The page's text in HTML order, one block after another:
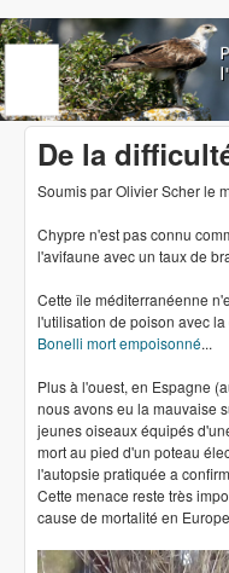
Aller
De la
Soumis parOlivier Scherle
Chypre n'est pas connu
l'avifaune avec un taux de
Cette île méditerranéenne
l'utilisation de poison avec
Bonelli mort empoisonné...
Plus à l'ouest, en Espagne
nous avons eu la mauvaise
jeunes oiseaux équipés
mort au pied d'un poteau
l'autopsie pratiquée a
Cette menace reste très
cause de mortalité en